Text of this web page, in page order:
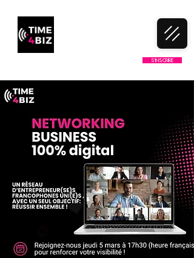
S'inscrire